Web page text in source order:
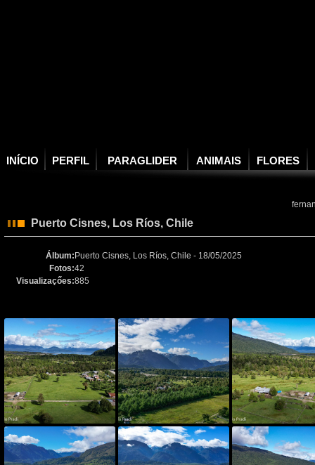
INÍCIO PERFIL PARAGLIDER ANIMAIS FLORES
Puerto Cisnes, Los Ríos, Chile
Álbum: Puerto Cisnes, Los Ríos, Chile - 18/05/2025
Fotos:42
Visualizaçőes:885